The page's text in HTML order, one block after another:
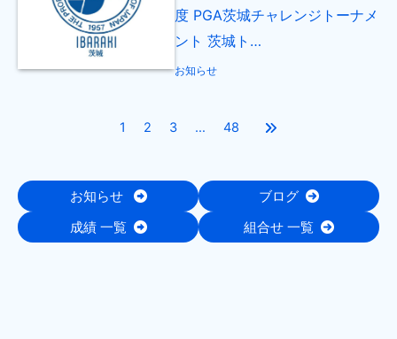
度 PGA茨城チャレンジトーナメ
ント 茨城ト…
お知らせ
1 2 3 … 48
お知らせ
ブログ
成績 一覧
組合せ 一覧